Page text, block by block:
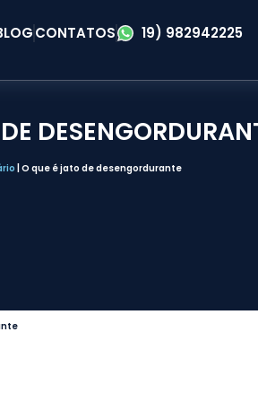
CONTATOS 19) 982942225
O que é jato de desengordurante